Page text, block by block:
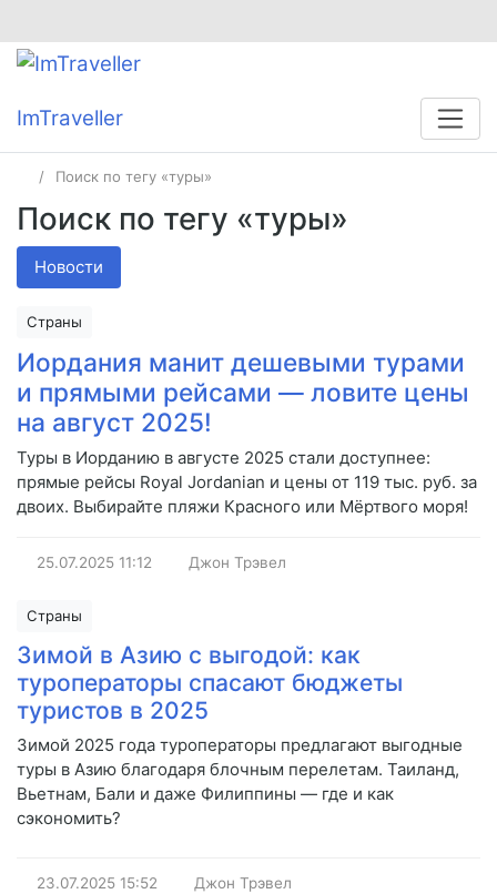
ImTraveller
Поиск по тегу «туры»
Поиск по тегу «туры»
Новости
Страны
Иордания манит дешевыми турами
и прямыми рейсами — ловите цены
на август 2025!
Туры в Иорданию в августе 2025 стали доступнее:
прямые рейсы Royal Jordanian и цены от 119 тыс. руб. за
двоих. Выбирайте пляжи Красного или Мёртвого моря!
25.07.2025 11:12 Джон Трэвел
Страны
Зимой в Азию с выгодой: как
туроператоры спасают бюджеты
туристов в 2025
Зимой 2025 года туроператоры предлагают выгодные
туры в Азию благодаря блочным перелетам. Таиланд,
Вьетнам, Бали и даже Филиппины — где и как
сэкономить?
23.07.2025 15:52 Джон Трэвел